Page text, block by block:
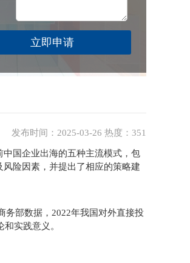
发布时间：2025-03-26 热度：351
国企业出海的五种主流模式，包
险因素，并提出了相应的策略建
务部数据，2022年我国对外直接投
实践意义。